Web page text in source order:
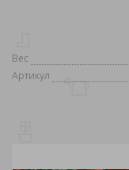
Вес
Артикул